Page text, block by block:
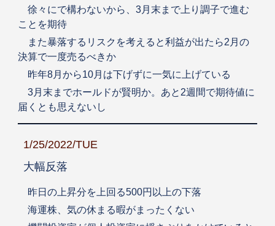
徐々にで構わないから、3月末まで上り調子で進む
ことを期待
また暴落するリスクを考えると利益が出たら2月の
決算で一度売るべきか
昨年8月から10月は下げずに一気に上げている
3月末までホールドが賢明か。あと2週間で期待値に
届くとも思えないし
1/25/2022/TUE
大幅反落
昨日の上昇分を上回る500円以上の下落
海運株、気の休まる暇がまったくない